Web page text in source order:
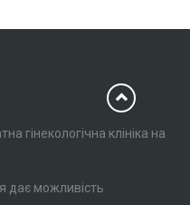
гінекологічна клініка на
дає можливість